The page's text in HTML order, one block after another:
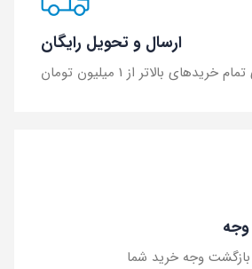
ارسال و تحویل رایگان
خریدهای بالاتر از 1 میلیون تومان